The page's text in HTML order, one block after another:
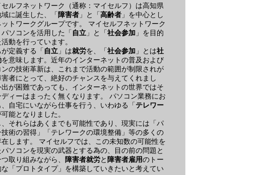
ルフネットワーク（通称：マイセルフ）は高知県
に誕生した、「 障害者 」と「 高齢者 」を中心とし
ットワークグループです。 マイセルフネットワーク
ソコンを活用した「 自立 」と「 社会参加 」を目的
動を行っています。
定義する「 自立 」は就労を、「 社会参加 」とは社
を意味します。近年のインターネットの普及および
の技術革新は、これまで活動の範囲が制限されが
害者にとって、絶好のチャンスを与えてくれまし
出が困難であっても、インターネットの世界ではそ
ィーはまったく無くなります。 パソコン業務にお
、自宅にいながら仕事を行う、いわゆる「 テレワー
可能となりました。
、それらはあくまでも可能性であり、現実には「パ
技術の習得」「テレワークの環境整備」等の多くの
します。 マイセルフでは、この未知数の可能性を
ソコンを現実の武器とする為の、目の前の問題と
取り組みながら、
障害者就労と 障害者雇用のトー
な「プロトタイプ」を構築していきたいと考えてい